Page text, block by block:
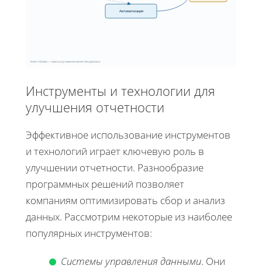
Автоматизация
Ключ: блоки — шаги улучшения качества данных
Инструменты и технологии для
улучшения отчетности
Эффективное использование инструментов
и технологий играет ключевую роль в
улучшении отчетности. Разнообразие
программных решений позволяет
компаниям оптимизировать сбор и анализ
данных. Рассмотрим некоторые из наиболее
популярных инструментов:
Системы управления данными. Они